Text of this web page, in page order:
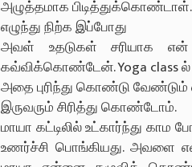
அழுத்தமாக பிடித்துக்கொண்டாள்.
எழுந்து நிற்க இப்போது
அவள் உதடுகள் சரியாக
கவ்விக்கொண்டேன். Yoga class
அதை புரிந்து கொண்டு வேண்டும்
இருவரும் சிரித்து கொண்டோம்.
மாயா கட்டிலில் உட்கார்ந்து
உணர்ச்சி பொங்கியது. அவளை